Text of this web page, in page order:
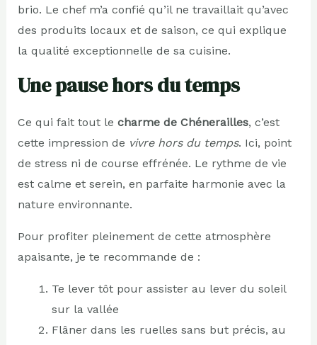
brio. Le chef m’a confié qu’il ne travaillait qu’avec
des produits locaux et de saison, ce qui explique
la qualité exceptionnelle de sa cuisine.
Une pause hors du temps
Ce qui fait tout le charme de Chénerailles, c’est
cette impression de vivre hors du temps. Ici, point
de stress ni de course effrénée. Le rythme de vie
est calme et serein, en parfaite harmonie avec la
nature environnante.
Pour profiter pleinement de cette atmosphère
apaisante, je te recommande de :
Te lever tôt pour assister au lever du soleil
sur la vallée
Flâner dans les ruelles sans but précis, au